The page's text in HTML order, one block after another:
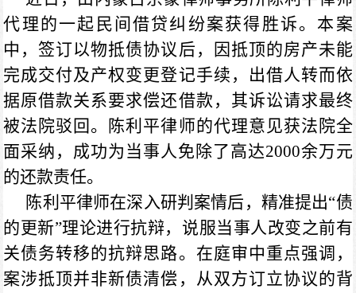
代理的一起民间借贷纠纷案获得胜诉。本案
中，签订以物抵债协议后，因抵顶的房产未能
完成交付及产权变更登记手续，出借人转而依
据原借款关系要求偿还借款，其诉讼请求最终
被法院驳回。陈利平律师的代理意见获法院全
面采纳，成功为当事人免除了高达2000余万元
的还款责任。
陈利平律师在深入研判案情后，精准提出“债
的更新”理论进行抗辩，说服当事人改变之前有
关债务转移的抗辩思路。在庭审中重点强调，
案涉抵顶并非新债清偿，从双方订立协议的背